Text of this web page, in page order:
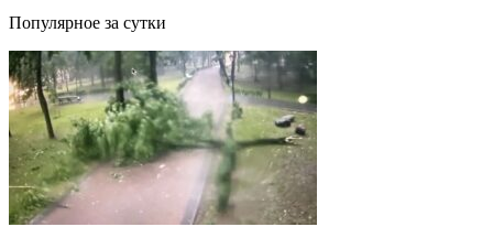
Популярное за сутки